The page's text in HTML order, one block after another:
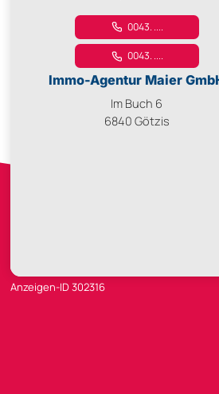
0043. ....
0043. ....
Immo-Agentur Maier
Im Buch 6
6840 Götzis
Anzeigen-ID 302316